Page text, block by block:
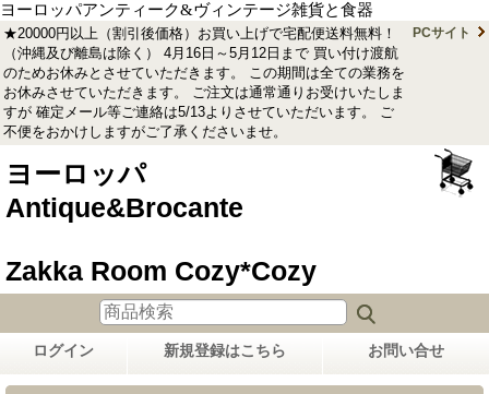
ヨーロッパアンティーク&ヴィンテージ雑貨と食器
★20000円以上（割引後価格）お買い上げで宅配便送料無料！
（沖縄及び離島は除く） 4月16日～5月12日まで 買い付け渡航
のためお休みとさせていただきます。 この期間は全ての業務を
お休みさせていただきます。 ご注文は通常通りお受けいたしま
すが 確定メール等ご連絡は5/13よりさせていただいます。 ご
不便をおかけしますがご了承くださいませ。
PCサイト
ヨーロッパ
Antique&Brocante
Zakka Room Cozy*Cozy
ログイン 新規登録はこちら お問い合せ